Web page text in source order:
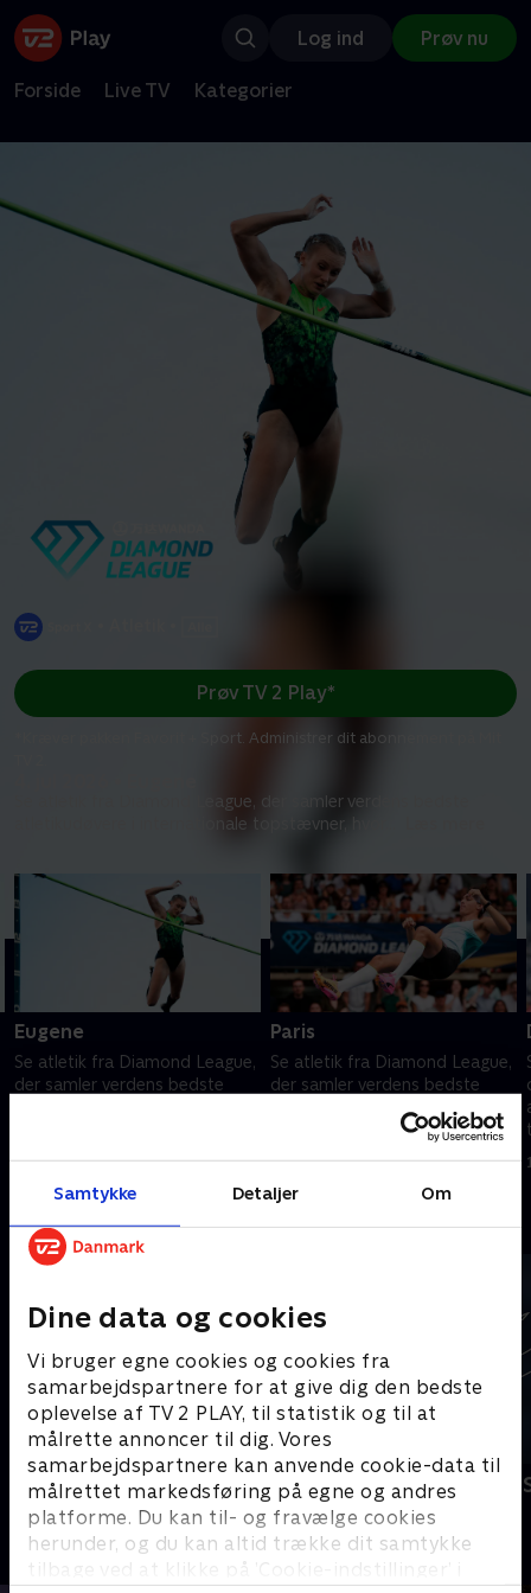
Samtykke Detaljer Om
Dine data og cookies
Vi bruger egne cookies og cookies fra
samarbejdspartnere for at give dig den bedste
oplevelse af TV 2 PLAY, til statistik og til at
målrette annoncer til dig. Vores
samarbejdspartnere kan anvende cookie-data til
målrettet markedsføring på egne og andres
platforme. Du kan til- og fravælge cookies
herunder, og du kan altid trække dit samtykke
tilbage ved at klikke på ’Cookie-indstillinger’ i
Log ind Prøv nu
Forside Live TV Kategorier
Se atletik fra Diamond League, der samler verdens bedste
atletikudøvere i internationale topstævner, hvor
Prøv TV 2 Play*
*Kræver pakken Favorit + Sport. Administrer dit abonnement på Mit
Eugene
Se atletik fra Diamond League,
der samler verdens bedste
4. juli 2026 • 118 min
Paris
Se atletik fra Diamond League,
der samler verdens bedste
topstævner, hvor sæsonens
28. juni 2026 • 118 min
Andre så også
Diamond League - Højdepunkter
Atletik
Vinter-OL -
Snowboard